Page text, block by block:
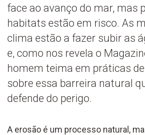
face ao avanço do mar, mas
habitats estão em risco. As
clima estão a fazer subir as
e, como nos revela o
homem teima em práticas
sobre essa barreira natural
defende do perigo.
A erosão é um processo natural,